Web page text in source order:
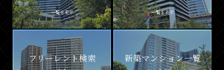
一覧を表示 一覧を表示
フリーレント検索 新築マンション一覧